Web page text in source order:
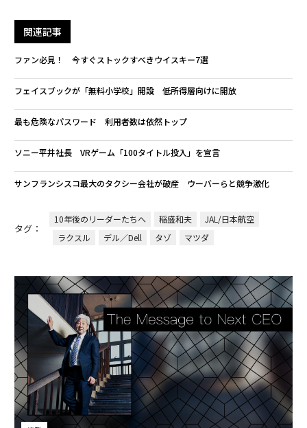
関連記事
ファン必見！ 今すぐストックすべきウイスキー7選
フェイスブックが「無料小学校」開設 低所得層向けに開放
最も危険なパスワード 利用者数は依然トップ
ソニー平井社長 VRゲーム「100タイトル投入」を宣言
サンフランシスコ最大のタクシー会社が破産 ウーバーらと競争激化
タグ：
10年後のリーダーたちへ 稲盛和夫
JAL/日本航空
ラクスル
デル／Dell タゾ マツダ